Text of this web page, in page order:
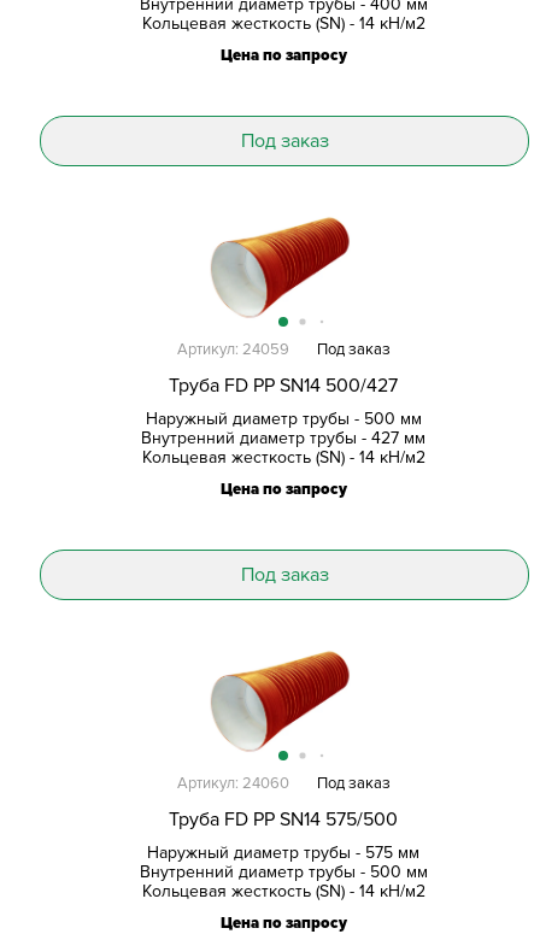
Кольцевая жесткость (SN) - 14 кН/м2
Цена по запросу
Под заказ
Труба FD PP SN14 500/427
Наружный диаметр трубы - 500 мм
Внутренний диаметр трубы - 427 мм
Кольцевая жесткость (SN) - 14 кН/м2
Артикул: 24059 Под заказ
Цена по запросу
Под заказ
Труба FD PP SN14 575/500
Наружный диаметр трубы - 575 мм
Внутренний диаметр трубы - 500 мм
Кольцевая жесткость (SN) - 14 кН/м2
Артикул: 24060 Под заказ
Цена по запросу